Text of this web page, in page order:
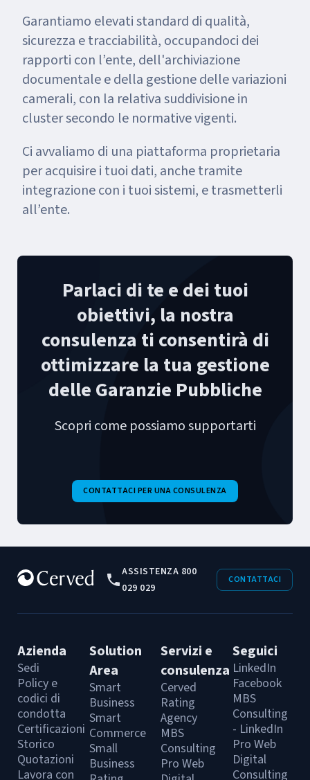
Garantiamo elevati standard di qualità,
sicurezza e tracciabilità, occupandoci dei
rapporti con l’ente, dell'archiviazione
documentale e della gestione delle variazioni
camerali, con la relativa suddivisione in
cluster secondo le normative vigenti.
Ci avvaliamo di una piattaforma proprietaria
per acquisire i tuoi dati, anche tramite
integrazione con i tuoi sistemi, e trasmetterli
all’ente.
Parlaci di te e dei tuoi
obiettivi, la nostra
consulenza ti consentirà di
ottimizzare la tua gestione
delle Garanzie Pubbliche
Scopri come possiamo supportarti
CONTATTACI PER UNA CONSULENZA
ASSISTENZA 800
029 029
CONTATTACI
Azienda
Sedi
Policy e
codici di
condotta
Certificazioni
Storico
Quotazioni
Lavora con
Solution
Area
Smart
Business
Smart
Commerce
Small
Business
Servizi e
consulenza
Cerved
Rating
Agency
MBS
Consulting
Pro Web
Seguici
LinkedIn
Facebook
MBS
Consulting
- LinkedIn
Pro Web
Digital
Consulting